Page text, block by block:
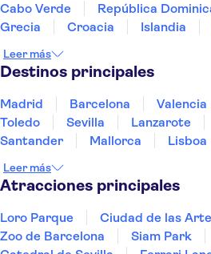
Cabo Verde
República
Grecia
Croacia Islandia
Portugal
Tailandia
Leer más
Destinos principales
Madrid Barcelona Valencia
Toledo
Sevilla Lanzarote
Santander
Mallorca Lisboa
Bilbao
Menorca Granada
Leer más
Atracciones principales
Loro Parque
Ciudad de las
Zoo de Barcelona
Siam Park